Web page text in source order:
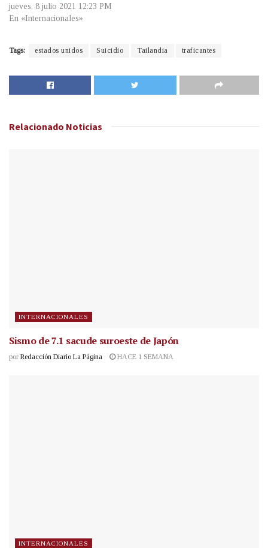
jueves, 8 julio 2021 12:23 PM
En «Internacionales»
Tags: estados unidos Suicidio Tailandia traficantes
Relacionado Noticias
INTERNACIONALES
Sismo de 7.1 sacude suroeste de Japón
por Redacción Diario La Página HACE 1 SEMANA
INTERNACIONALES